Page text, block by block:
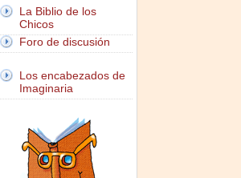
La Biblio de los
Chicos
Foro de discusión
Los encabezados de
Imaginaria